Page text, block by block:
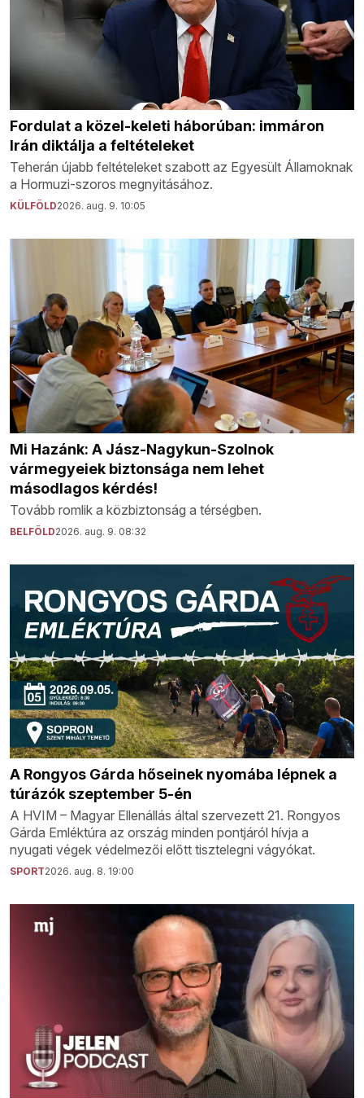
Fordulat a közel-keleti háborúban: immáron
Irán diktálja a feltételeket
Teherán újabb feltételeket szabott az Egyesült Államoknak
a Hormuzi-szoros megnyitásához.
KÜLFÖLD2026. aug. 9. 10:05
Mi Hazánk: A Jász-Nagykun-Szolnok
vármegyeiek biztonsága nem lehet
másodlagos kérdés!
Tovább romlik a közbiztonság a térségben.
BELFÖLD2026. aug. 9. 08:32
A Rongyos Gárda hőseinek nyomába lépnek a
túrázók szeptember 5-én
A HVIM – Magyar Ellenállás által szervezett 21. Rongyos
Gárda Emléktúra az ország minden pontjáról hívja a
nyugati végek védelmezői előtt tisztelegni vágyókat.
SPORT2026. aug. 8. 19:00